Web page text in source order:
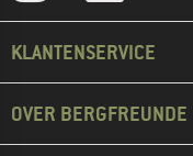
KLANTENSERVICE
OVER BERGFREUNDE